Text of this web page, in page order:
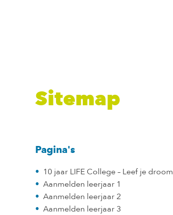
Sitemap
Pagina's
10 jaar LIFE College – Leef je droom
Aanmelden leerjaar 1
Aanmelden leerjaar 2
Aanmelden leerjaar 3